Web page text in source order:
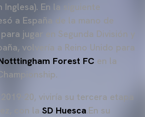
Inglesa). En la siguiente
a España de la mano de
para jugar en Segunda División y
volvería a Reino Unido para
Forest FC en la
20, viviría su tercera etapa
con la SD Huesca.En su